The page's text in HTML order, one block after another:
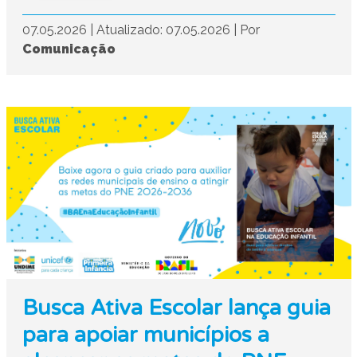
07.05.2026 Atualizado: 07.05.2026
Por
Comunicação
Busca Ativa Escolar lança guia
para apoiar municípios a